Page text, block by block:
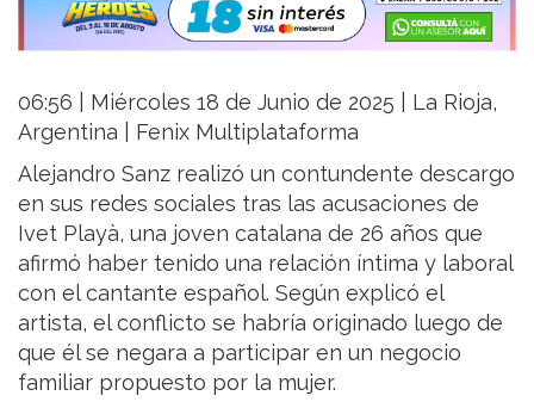
06:56 | Miércoles 18 de Junio de 2025 | La Rioja,
Argentina | Fenix Multiplataforma
Alejandro Sanz realizó un contundente descargo
en sus redes sociales tras las acusaciones de
Ivet Playà, una joven catalana de 26 años que
afirmó haber tenido una relación íntima y laboral
con el cantante español. Según explicó el
artista, el conflicto se habría originado luego de
que él se negara a participar en un negocio
familiar propuesto por la mujer.